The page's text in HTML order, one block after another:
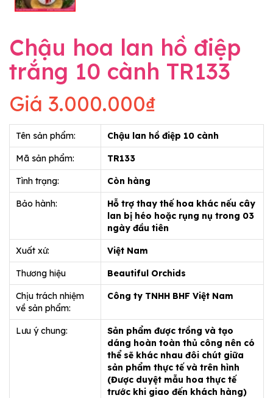
Chậu hoa lan hồ điệp
trắng 10 cành TR133
Giá 3.000.000₫
Tên sản phẩm: Chậu lan hồ điệp 10 cành
Mã sản phẩm: TR133
Tình trạng: Còn hàng
Bảo hành:
Hỗ trợ thay thế hoa khác nếu cây
lan bị héo hoặc rụng nụ trong 03
ngày đầu tiên
Xuất xứ: Việt Nam
Thương hiệu Beautiful Orchids
Chịu trách nhiệm
về sản phẩm:
Công ty TNHH BHF Việt Nam
Lưu ý chung:
Sản phẩm được trồng và tạo
dáng hoàn toàn thủ công nên có
thể sẽ khác nhau đôi chút giữa
sản phẩm thực tế và trên hình
(Được duyệt mẫu hoa thực tế
trước khi giao đến khách hàng)